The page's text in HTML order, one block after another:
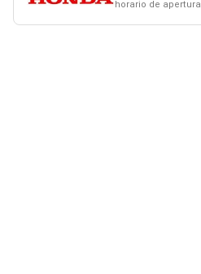
horario de apertura